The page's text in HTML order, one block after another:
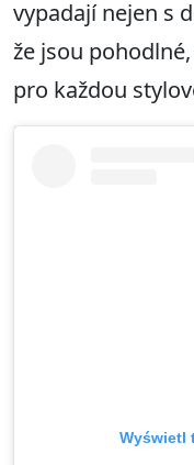
vypadají nejen s
že jsou
pro každou
Wyświetl